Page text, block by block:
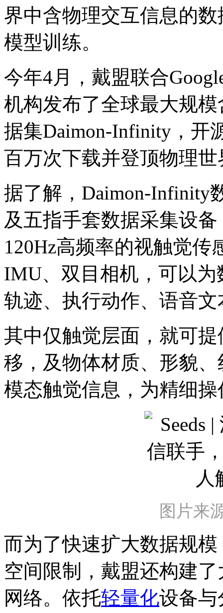
界中含物理交互信息的
模型训练。
今年4月，戴盟联合
机构发布了全球最大规
据集Daimon-Infinity，开
百万次下载并登顶物理
据了解，Daimon-Infinity
及五指手套数据采集设
120Hz高频率的视触觉
IMU、双目相机，可以
轨迹、执行动作、语音
其中仅触觉层面，就可
移，及物体材质、形貌
模态触觉信息，为精细
图片来
而为了快速扩大数据规
空间限制，戴盟还构建
网络。依托轻量化设备与